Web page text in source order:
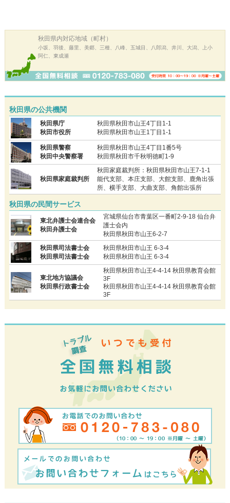
秋田県内対応地域（町村）
小坂、羽後、藤里、美郷、三種、八峰、五城目、八郎潟、井川、大潟、上小
阿仁、東成瀬
秋田県の公共機関
秋田県庁
秋田市役所
秋田県秋田市山王4丁目1-1
秋田県秋田市山王1丁目1-1
秋田県警察
秋田中央警察署
秋田県秋田市山王4丁目1番5号
秋田県秋田市千秋明徳町1-9
秋田県家庭裁判所
秋田家庭裁判所：秋田県秋田市山王7-1-1
能代支部、本庄支部、大館支部、鹿角出張
所、横手支部、大曲支部、角館出張所
秋田県の民間サービス
東北弁護士会連合会
秋田弁護士会
宮城県仙台市青葉区一番町2-9-18 仙台弁
護士会内
秋田県秋田市山王6-2-7
秋田県司法書士会
秋田県司法書士会
秋田県秋田市山王 6-3-4
秋田県秋田市山王 6-3-4
東北地方協議会
秋田県行政書士会
秋田県秋田市山王4-4-14 秋田県教育会館
3F
秋田県秋田市山王4-4-14 秋田県教育会館
3F